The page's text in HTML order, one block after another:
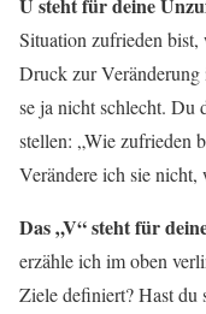
U steht für deine
Situation zufrieden
Druck zur
se ja nicht schlecht. Du
stellen: „Wie zufrieden
Verändere ich sie
Das „V“ steht für
erzähle ich im oben
Ziele definiert? Hast du